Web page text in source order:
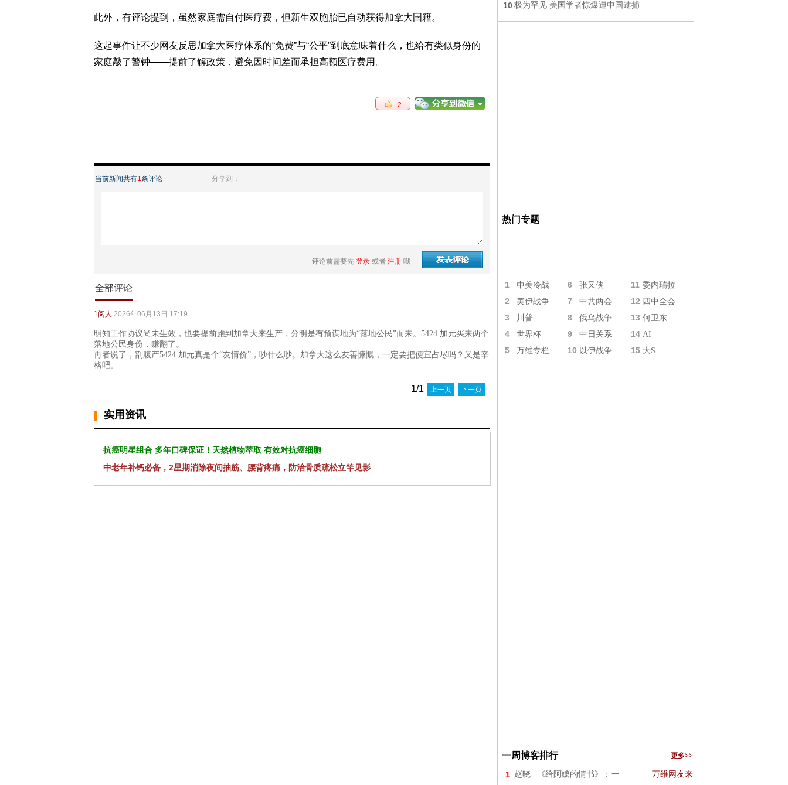
此外，有评论提到，虽然家庭需自付医疗费，但新生双胞胎已自动获得加拿大国籍。
这起事件让不少网友反思加拿大医疗体系的“免费”与“公平”到底意味着什么，也给有类似身份的
家庭敲了警钟——提前了解政策，避免因时间差而承担高额医疗费用。
2
当前新闻共有1条评论 分享到：
评论前需要先 登录 或者 注册 哦
全部评论
1阅人 2026年06月13日 17:19
明知工作协议尚未生效，也要提前跑到加拿大来生产，分明是有预谋地为“落地公民”而来。5424 加元买来两个
落地公民身份，赚翻了。
再者说了，剖腹产5424 加元真是个“友情价”，吵什么吵。加拿大这么友善慷慨，一定要把便宜占尽吗？又是辛
格吧。
1/1 上一页 下一页
实用资讯
抗癌明星组合 多年口碑保证！天然植物萃取 有效对抗癌细胞
中老年补钙必备，2星期消除夜间抽筋、腰背疼痛，防治骨质疏松立竿见影
10 极为罕见 美国学者惊爆遭中国逮捕
热门专题
1 中美冷战 6 张又侠 11 委内瑞拉
2 美伊战争 7 中共两会 12 四中全会
3 川普 8 俄乌战争 13 何卫东
4 世界杯 9 中日关系 14 AI
5 万维专栏 10 以伊战争 15 大S
一周博客排行 更多>>
1 赵晓 | 《给阿嬷的情书》：一 万维网友来